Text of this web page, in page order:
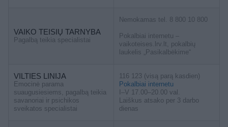
VAIKO TEISIŲ TARNYBA
Pagalbą teikia specialistai
Nemokamas tel. 8 800 10 800
Pokalbiai internetu –
vaikoteises.lrv.lt, pokalbių
laukelis „Pasikalbėkime“
VILTIES LINIJA
Emocinė parama
suaugusiesiems, pagalbą teikia
savanoriai ir psichikos
sveikatos specialistai
116 123 (visą parą kasdien)
Pokalbiai internetu
I–V 17.00–20.00 val.
Laiškus atsako per 3 darbo
dienas